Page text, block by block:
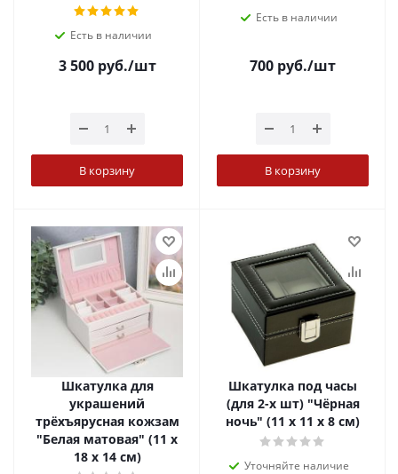
Есть в наличии
3 500руб./шт
В корзину
Есть в наличии
700 руб./шт
В корзину
Шкатулка для
украшений
трёхъярусная кожзам
"Белая матовая" (11 х
18 х 14 см)
Шкатулка под часы
(для 2-х шт) "Чёрная
ночь" (11 х 11 х 8 см)
Уточняйте наличие